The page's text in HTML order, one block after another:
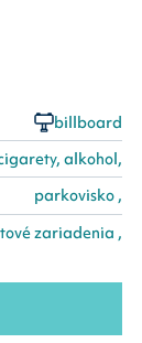
billboard
alkohol,
parkovisko ,
zariadenia ,